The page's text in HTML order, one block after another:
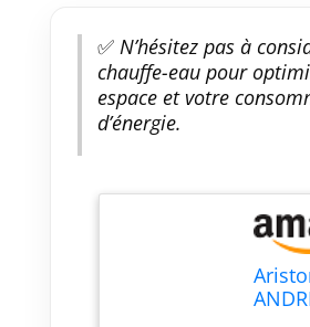
✅N’hésitez pas à
chauffe-eau pour
espace et votre
d’énergie.